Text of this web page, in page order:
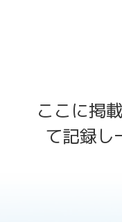
ここに掲
て記録し